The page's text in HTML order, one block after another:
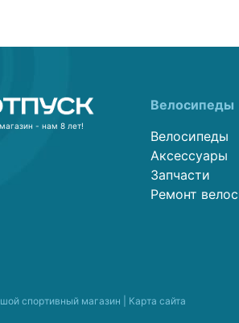
- нам 8 лет!
Велосипеды
Велосипеды
Аксессуары
Запчасти
Ремонт
спортивный магазин | Карта сайта